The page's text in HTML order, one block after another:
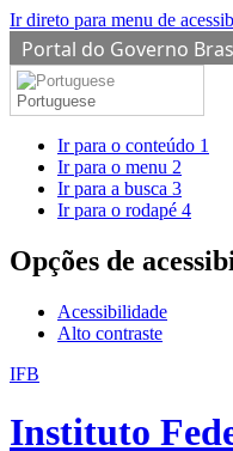
Ir direto para menu de
Portal do Governo
Portuguese
Ir para o conteúdo 1
Ir para o menu 2
Ir para a busca 3
Ir para o rodapé 4
Opções de
Acessibilidade
Alto contraste
IFB
Instituto